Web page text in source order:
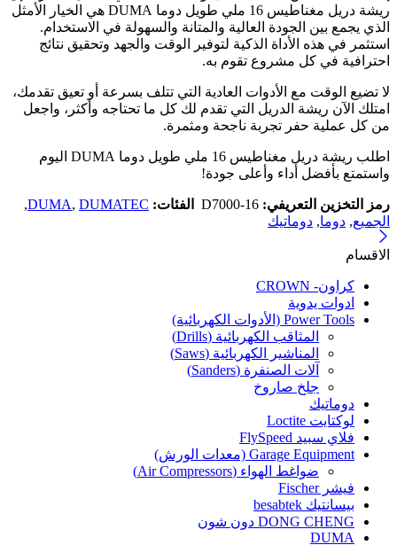
ريشة دريل مغناطيس 16 ملي طويل دوما DUMA هي الخيار الأمثل
الذي يجمع بين الجودة العالية والمتانة والسهولة في الاستخدام.
استثمر في هذه الأداة الذكية لتوفير الوقت والجهد وتحقيق نتائج
احترافية في كل مشروع تقوم به.
لا تضيع الوقت مع الأدوات العادية التي تتلف بسرعة أو تعيق تقدمك،
امتلك الآن ريشة الدريل التي تقدم لك كل ما تحتاجه وأكثر، واجعل
من كل عملية حفر تجربة ناجحة ومثمرة.
اطلب ريشة دريل مغناطيس 16 ملي طويل دوما DUMA اليوم
واستمتع بأفضل أداء وأعلى جودة!
رمز التخزين التعريفي: D7000-16 الفئات: DUMA, DUMATEC
,
الجميع, دوما, دوماتيك
الاقسام
كراون- CROWN
ادوات يدوية
Power Tools (الأدوات الكهربائية)
المثاقب الكهربائية (Drills)
المناشير الكهربائية (Saws)
آلات الصنفرة (Sanders)
جلخ صاروخ
دوماتيك
لوكتايت Loctite
فلاي سبيد FlySpeed
Garage Equipment (معدات الورش)
ضواغط الهواء (Air Compressors)
فيشر Fischer
بيسانتيك besabtek
DONG CHENG دون شون
DUMA